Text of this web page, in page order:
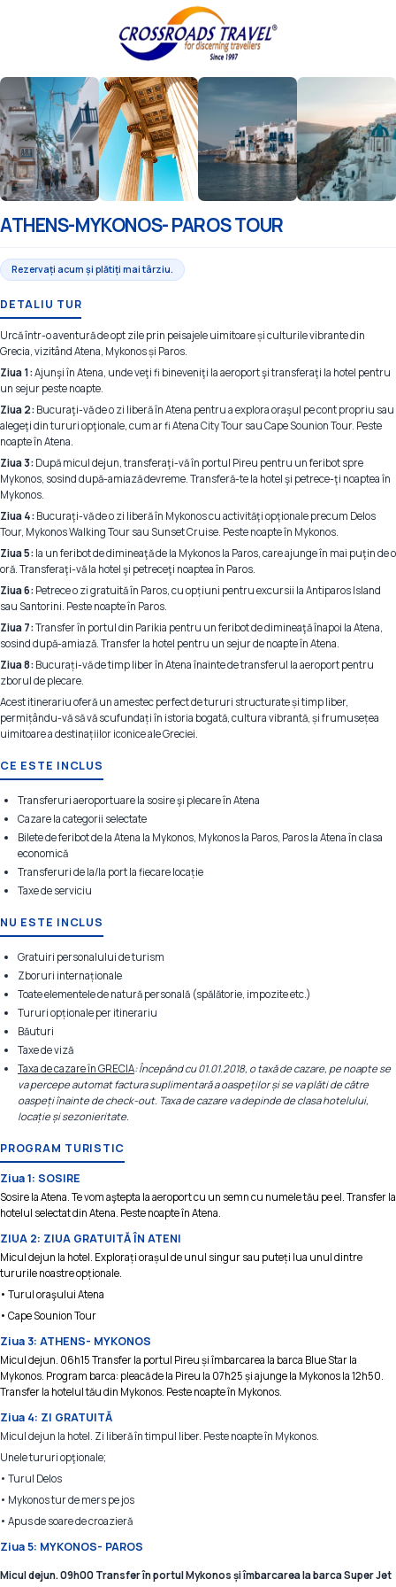
ATHENS-MYKONOS- PAROS TOUR
Rezervați acum și plătiți mai târziu.
DETALIU TUR
Urcă într-o aventură de opt zile prin peisajele uimitoare și culturile vibrante din
Grecia, vizitând Atena, Mykonos și Paros.
Ziua 1:Ajunşi în Atena, unde veţi fi bineveniţi la aeroport şi transferaţi la hotel pentru
un sejur peste noapte.
Ziua 2: Bucuraţi-vă de o zi liberă în Atena pentru a explora oraşul pe cont propriu sau
alegeţi din tururi opţionale, cum ar fi Atena City Tour sau Cape Sounion Tour. Peste
noapte în Atena.
Ziua 3: După micul dejun, transferaţi-vă în portul Pireu pentru un feribot spre
Mykonos, sosind după-amiază devreme. Transferă-te la hotel şi petrece-ţi noaptea în
Mykonos.
Ziua 4: Bucuraţi-vă de o zi liberă în Mykonos cu activităţi opţionale precum Delos
Tour, Mykonos Walking Tour sau Sunset Cruise. Peste noapte în Mykonos.
Ziua 5: Ia un feribot de dimineaţă de la Mykonos la Paros, care ajunge în mai puţin de o
oră. Transferaţi-vă la hotel şi petreceţi noaptea în Paros.
Ziua 6: Petrece o zi gratuită în Paros, cu opțiuni pentru excursii la Antiparos Island
sau Santorini. Peste noapte în Paros.
Ziua 7:Transfer în portul din Parikia pentru un feribot de dimineaţă înapoi la Atena,
sosind după-amiază. Transfer la hotel pentru un sejur de noapte în Atena.
Ziua 8: Bucurați-vă de timp liber în Atena înainte de transferul la aeroport pentru
zborul de plecare.
Acest itinerariu oferă un amestec perfect de tururi structurate și timp liber,
permițându-vă să vă scufundați în istoria bogată, cultura vibrantă, și frumusețea
uimitoare a destinațiilor iconice ale Greciei.
CE ESTE INCLUS
Transferuri aeroportuare la sosire şi plecare în Atena
Cazare la categorii selectate
Bilete de feribot de la Atena la Mykonos, Mykonos la Paros, Paros la Atena în clasa
economică
Transferuri de la/la port la fiecare locație
Taxe de serviciu
NU ESTE INCLUS
Gratuiri personalului de turism
Zboruri internaționale
Toate elementele de natură personală (spălătorie, impozite etc.)
Tururi opționale per itinerariu
Băuturi
Taxe de viză
Taxa de cazare în GRECIA: Începând cu 01.01.2018, o taxă de cazare, pe noapte se
va percepe automat factura suplimentară a oaspeților și se va plăti de către
oaspeți înainte de check-out. Taxa de cazare va depinde de clasa hotelului,
locație și sezonieritate.
PROGRAM TURISTIC
Ziua 1: SOSIRE
Sosire la Atena. Te vom aştepta la aeroport cu un semn cu numele tău pe el. Transfer la
hotelul selectat din Atena. Peste noapte în Atena.
ZIUA 2: ZIUA GRATUITĂ ÎN ATENI
Micul dejun la hotel. Explorați orașul de unul singur sau puteți lua unul dintre
tururile noastre opționale.
• Turul oraşului Atena
• Cape Sounion Tour
Ziua 3: ATHENS- MYKONOS
Micul dejun. 06h15 Transfer la portul Pireu și îmbarcarea la barca Blue Star la
Mykonos. Program barca: pleacă de la Pireu la 07h25 și ajunge la Mykonos la 12h50.
Transfer la hotelul tău din Mykonos. Peste noapte în Mykonos.
Ziua 4: ZI GRATUITĂ
Micul dejun la hotel. Zi liberă în timpul liber. Peste noapte în Mykonos.
Unele tururi opţionale;
• Turul Delos
• Mykonos tur de mers pe jos
• Apus de soare de croazieră
Ziua 5: MYKONOS- PAROS
Micul dejun. 09h00 Transfer în portul Mykonos și îmbarcarea la barca Super Jet